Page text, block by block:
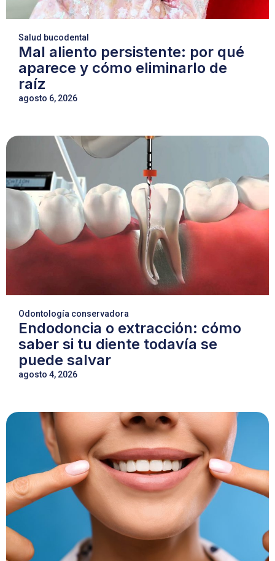
Salud bucodental
Mal aliento persistente: por qué
aparece y cómo eliminarlo de
raíz
agosto 6, 2026
Odontología conservadora
Endodoncia o extracción: cómo
saber si tu diente todavía se
puede salvar
agosto 4, 2026